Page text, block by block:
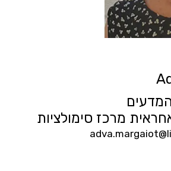
מרכז סימולציות